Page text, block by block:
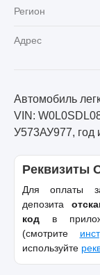
Регион
Адрес
Автомобиль
VIN:
У573АУ977, год
Реквизиты
Для оплаты
депозита
код в
(смотрите
используйте